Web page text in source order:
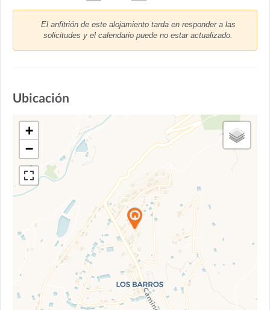
El anfitrión de este alojamiento tarda en responder a las
solicitudes y el calendario puede no estar actualizado.
Ubicación
+
−